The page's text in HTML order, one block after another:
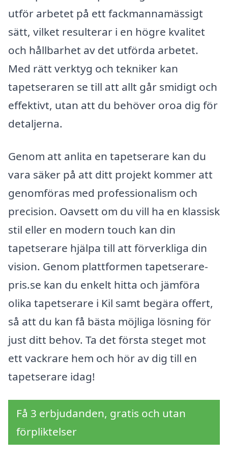
utför arbetet på ett fackmannamässigt
sätt, vilket resulterar i en högre kvalitet
och hållbarhet av det utförda arbetet.
Med rätt verktyg och tekniker kan
tapetseraren se till att allt går smidigt och
effektivt, utan att du behöver oroa dig för
detaljerna.
Genom att anlita en tapetserare kan du
vara säker på att ditt projekt kommer att
genomföras med professionalism och
precision. Oavsett om du vill ha en klassisk
stil eller en modern touch kan din
tapetserare hjälpa till att förverkliga din
vision. Genom plattformen tapetserare-
pris.se kan du enkelt hitta och jämföra
olika tapetserare i Kil samt begära offert,
så att du kan få bästa möjliga lösning för
just ditt behov. Ta det första steget mot
ett vackrare hem och hör av dig till en
tapetserare idag!
Få 3 erbjudanden, gratis och utan
förpliktelser